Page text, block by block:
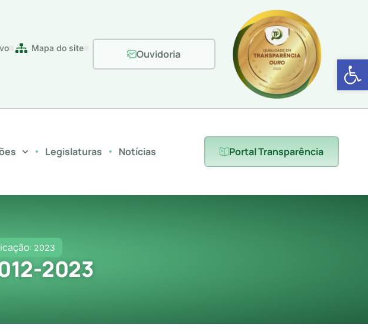
Abrir
Mapa do site
Ouvidoria
Legislaturas Notícias Portal Transparência
2023
2023